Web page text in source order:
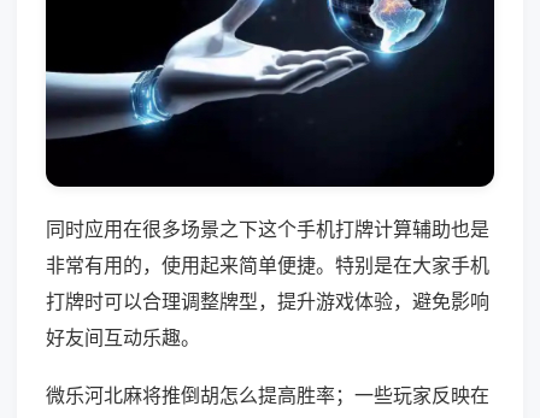
同时应用在很多场景之下这个手机打牌计算辅助也是
非常有用的，使用起来简单便捷。特别是在大家手机
打牌时可以合理调整牌型，提升游戏体验，避免影响
好友间互动乐趣。
微乐河北麻将推倒胡怎么提高胜率；一些玩家反映在